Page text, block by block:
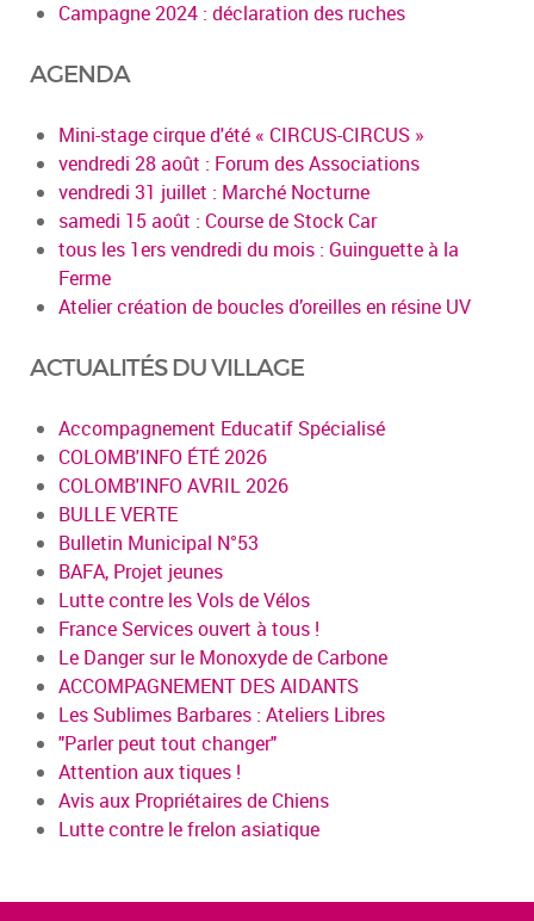
Campagne 2024 : déclaration des ruches
AGENDA
Mini-stage cirque d'été « CIRCUS-CIRCUS »
vendredi 28 août : Forum des Associations
vendredi 31 juillet : Marché Nocturne
samedi 15 août : Course de Stock Car
tous les 1ers vendredi du mois : Guinguette à la
Ferme
Atelier création de boucles d’oreilles en résine UV
ACTUALITÉS DU VILLAGE
Accompagnement Educatif Spécialisé
COLOMB'INFO ÉTÉ 2026
COLOMB'INFO AVRIL 2026
BULLE VERTE
Bulletin Municipal N°53
BAFA, Projet jeunes
Lutte contre les Vols de Vélos
France Services ouvert à tous !
Le Danger sur le Monoxyde de Carbone
ACCOMPAGNEMENT DES AIDANTS
Les Sublimes Barbares : Ateliers Libres
"Parler peut tout changer"
Attention aux tiques !
Avis aux Propriétaires de Chiens
Lutte contre le frelon asiatique